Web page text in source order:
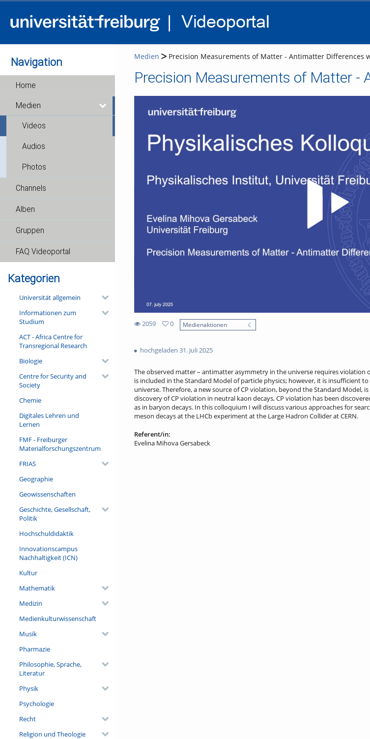
Navigation
Home
Medien
Videos
Audios
Photos
Channels
Alben
Gruppen
FAQ Videoportal
Kategorien
Universität allgemein
Informationen zum
Studium
ACT - Africa Centre for
Transregional Research
Biologie
Centre for Security and
Society
Chemie
Digitales Lehren und
Lernen
FMF - Freiburger
Materialforschungszentrum
FRIAS
Geographie
Geowissenschaften
Geschichte, Gesellschaft,
Politik
Hochschuldidaktik
Innovationscampus
Nachhaltigkeit (ICN)
Kultur
Mathematik
Medizin
Medienkulturwissenschaft
Musik
Pharmazie
Philosophie, Sprache,
Literatur
Physik
Psychologie
Recht
Religion und Theologie
Medien Precision Measurements of Matter - Antimatter Differences
2059
views
0
Medienaktionen
hochgeladen 31. Juli 2025
The observed matter – antimatter asymmetry in the universe requires violation
is included in the Standard Model of particle physics; however, it is insufficient
universe. Therefore, a new source of CP violation, beyond the Standard Model,
discovery of CP violation in neutral kaon decays, CP violation has been
as in baryon decays. In this colloquium I will discuss various approaches for
meson decays at the LHCb experiment at the Large Hadron Collider at CERN.
Referent/in:
Evelina Mihova Gersabeck